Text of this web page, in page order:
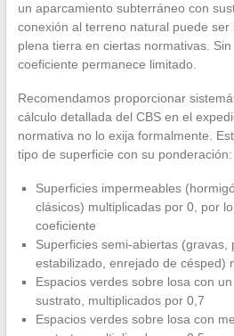
un aparcamiento subterráneo con
conexión al terreno natural puede ser
plena tierra en ciertas normativas.
coeficiente permanece limitado.
Recomendamos proporcionar
cálculo detallada del CBS en el
normativa no lo exija formalmente.
tipo de superficie con su ponderación:
Superficies impermeables
clásicos) multiplicadas por 0, por
coeficiente
Superficies semi-abiertas (gravas,
estabilizado, enrejado de césped)
Espacios verdes sobre losa con
sustrato, multiplicados por 0,7
Espacios verdes sobre losa con